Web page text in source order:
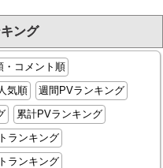
ング
・コメント順
気順
週間PVランキング
累計PVランキング
ランキング
ランキング